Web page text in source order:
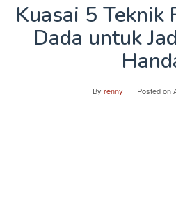
Kuasai 5 Teknik
Dada untuk
By renny Posted on